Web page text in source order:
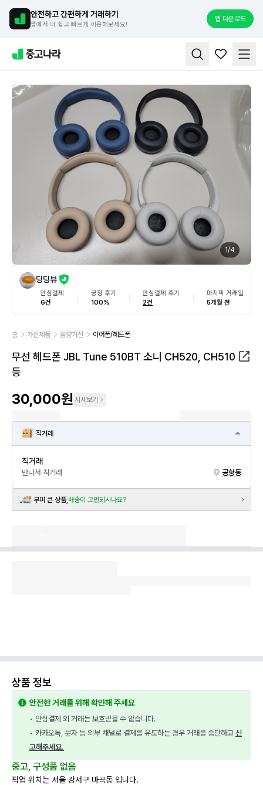
안전하고 간편하게 거래하기
앱에서 더 쉽고 빠르게 이용해보세요!
앱 다운로드
1/4
딩딩뷰
안심결제
6건
긍정 후기
100%
안심결제 후기
2건
마지막 거래일
5개월 전
홈 가전제품 음향가전 이어폰/헤드폰
무선 헤드폰 JBL Tune 510BT 소니 CH520, CH510
등
30,000원 시세보기
직거래
직거래
만나서 직거래 공항동
부피 큰 상품, 배송이 고민되시나요?
상품 정보
안전한 거래를 위해 확인해 주세요
• 안심결제 외 거래는 보호받을 수 없습니다.
• 카카오톡, 문자 등 외부 채널로 결제를 유도하는 경우 거래를 중단하고 신
고해주세요.
중고, 구성품 없음
픽업 위치는 서울 강서구 마곡동 입니다.